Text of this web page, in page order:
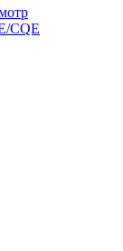
CQE